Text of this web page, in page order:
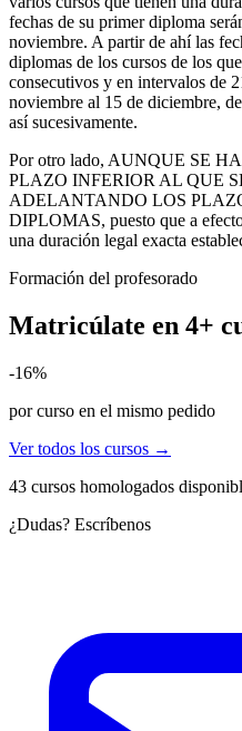
fechas de su primer diploma
noviembre. A partir de ahí las
diplomas de los cursos de los
consecutivos y en intervalos de
noviembre al 15 de diciembre,
así sucesivamente.
Por otro lado, AUNQUE SE
PLAZO INFERIOR AL QUE
ADELANTANDO LOS
DIPLOMAS, puesto que a
una duración legal exacta
Formación del profesorado
Matricúlate en 4+
-16%
por curso en el mismo pedido
Ver todos los cursos →
43 cursos homologados
¿Dudas? Escríbenos